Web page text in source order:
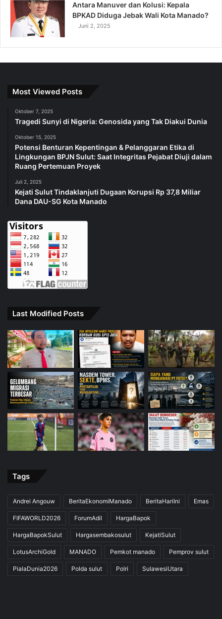
Antara Manuver dan Kolusi: Kepala
BPKAD Diduga Jebak Wali Kota Manado?
Juni 2, 2025
Most Viewed Posts
Oktober 7, 2025
Tragedi Sunyi di Nigeria: Genosida yang Tak Diakui Dunia
Oktober 15, 2025
Potensi Benturan Kepentingan & Pelanggaran Etika di
Lingkungan BPJN Sulut: Saat Integritas Pejabat Diuji dalam
Ruang Pertemuan Proyek
Juli 2, 2025
Kejati Sulut Tindaklanjuti Dugaan Korupsi Rp 37,8 Miliar
Dana DAU-SG Kota Manado
Last Modified Posts
Tags
Andrei Angouw BeritaEkonomiManado BeritaHariIni Emas
FIFAWORLD2026 ForumAdil HargaBapok
HargaBapokSulut Hargasembakosulut KejatiSulut
LotusArchiGold MANADO Pemkot manado Pemprov sulut
PialaDunia2026 Polda sulut Polri SulawesiUtara